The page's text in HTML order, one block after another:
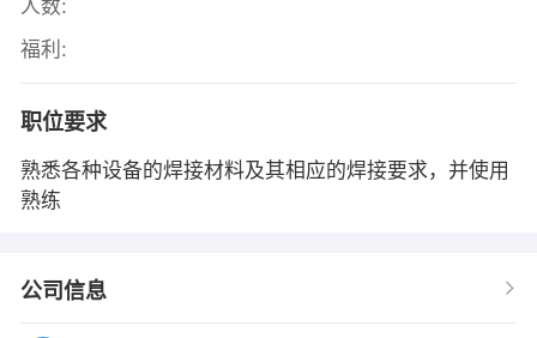
人数:
福利:
职位要求
熟悉各种设备的焊接材料及其相应的焊接要求，并使用
熟练
公司信息